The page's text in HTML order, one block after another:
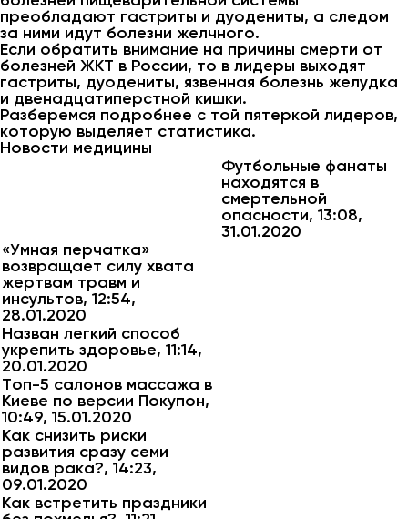
преобладают гастриты и дуодениты, а следом
за ними идут болезни желчного.
Если обратить внимание на причины смерти от
болезней ЖКТ в России, то в лидеры выходят
гастриты, дуодениты, язвенная болезнь желудка
и двенадцатиперстной кишки.
Разберемся подробнее с той пятеркой лидеров,
которую выделяет статистика.
Новости медицины
Футбольные фанаты
находятся в
смертельной
опасности, 13:08,
31.01.2020
«Умная перчатка»
возвращает силу хвата
жертвам травм и
инсультов, 12:54,
28.01.2020
Назван легкий способ
укрепить здоровье, 11:14,
20.01.2020
Топ-5 салонов массажа в
Киеве по версии Покупон,
10:49, 15.01.2020
Как снизить риски
развития сразу семи
видов рака?, 14:23,
09.01.2020
Как встретить праздники